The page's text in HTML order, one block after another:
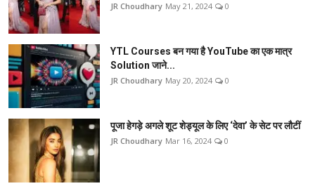
JR Choudhary May 21, 2024 0
YTL Courses बन गया है YouTube का एक मात्र
Solution जाने...
JR Choudhary May 20, 2024 0
पूजा हेगड़े अगले शूट शेड्यूल के लिए ‘देवा’ के सेट पर लौटीं
JR Choudhary Mar 16, 2024 0